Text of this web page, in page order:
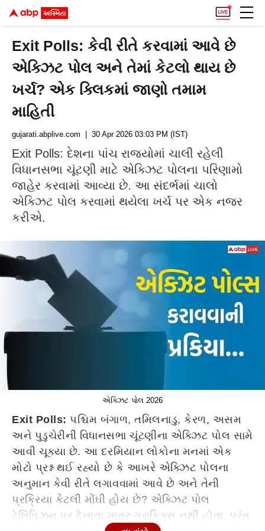
Exit Polls: કેવી રીતે કરવામાં આવે છે
એક્ઝિટ પોલ અને તેમાં કેટલો થાય છે
ખર્ચ? એક ક્લિકમાં જાણો તમામ
માહિતી
gujarati.abplive.com | 30 Apr 2026 03:03 PM (IST)
Exit Polls: દેશના પાંચ રાજ્યોમાં ચાલી રહેલી
વિધાનસભા ચૂંટણી માટે એક્ઝિટ પોલના પરિણામો
જાહેર કરવામાં આવ્યા છે. આ સંદર્ભમાં ચાલો
એક્ઝિટ પોલ કરવામાં થયેલા ખર્ચ પર એક નજર
કરીએ.
એક્ઝિટ પોલ 2026
Exit Polls: પશ્ચિમ બંગાળ, તમિલનાડુ, કેરળ, અસમ
અને પુડુચેરીની વિધાનસભા ચૂંટણીના એક્ઝિટ પોલ સામે
આવી ચૂક્યા છે. આ દરમિયાન લોકોના મનમાં એક
મોટો પ્રશ્ન થઈ રહ્યો છે કે આખરે એક્ઝિટ પોલના
અનુમાન કેવી રીતે લગાવવામાં આવે છે અને તેની
પ્રક્રિયા કેટલી મોંઘી હોય છે? એક્ઝિટ પોલ
ટેલિવિઝન પર દેખાતા માત્ર ગ્રાફિક્સ નથી હોતા, પરંતુ